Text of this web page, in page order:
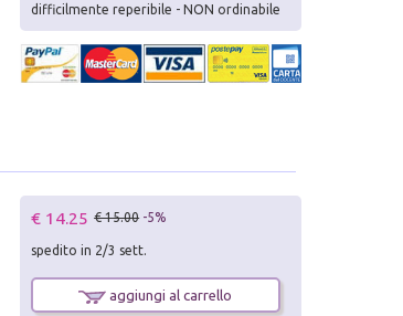
difficilmente reperibile - NON ordinabile
€ 14.25 € 15.00 -5%
spedito in 2/3 sett.
aggiungi al carrello